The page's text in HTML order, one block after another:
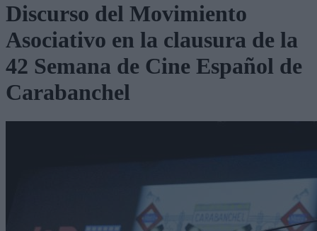
Discurso del Movimiento
Asociativo en la clausura de la
42 Semana de Cine Español de
Carabanchel